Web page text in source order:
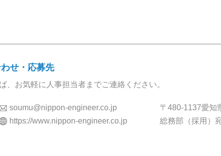
せ・応募先
、お気軽に人事担当者までご連絡ください。
soumu@nippon-engineer.co.jp
〒480-1137愛知
https://www.nippon-engineer.co.jp 総務部（採用